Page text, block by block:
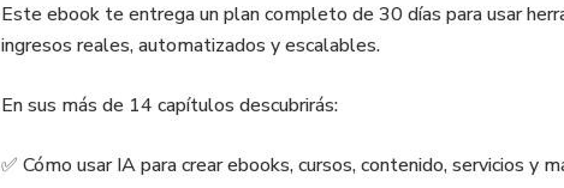
Este ebook te entrega un plan completo de 30 días para usar
ingresos reales, automatizados y escalables.
En sus más de 14 capítulos descubrirás:
✅ Cómo usar IA para crear ebooks, cursos, contenido, servicios y